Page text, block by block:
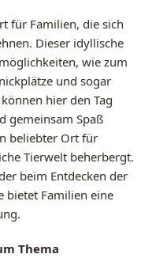
für Familien, die sich
Dieser idyllische
wie zum
und sogar
hier den Tag
gemeinsam Spaß
beliebter Ort für
Tierwelt beherbergt.
beim Entdecken der
bietet Familien eine
Thema